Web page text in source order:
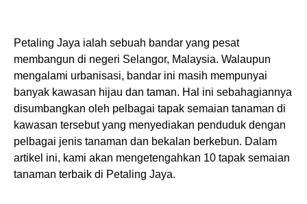
Petaling Jaya ialah sebuah bandar yang pesat
membangun di negeri Selangor, Malaysia. Walaupun
mengalami urbanisasi, bandar ini masih mempunyai
banyak kawasan hijau dan taman. Hal ini sebahagiannya
disumbangkan oleh pelbagai tapak semaian tanaman di
kawasan tersebut yang menyediakan penduduk dengan
pelbagai jenis tanaman dan bekalan berkebun. Dalam
artikel ini, kami akan mengetengahkan 10 tapak semaian
tanaman terbaik di Petaling Jaya.